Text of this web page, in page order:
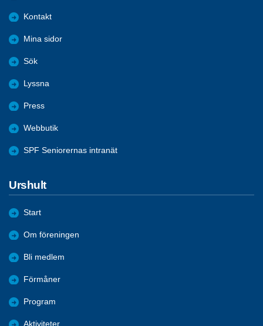
Kontakt
Mina sidor
Sök
Lyssna
Press
Webbutik
SPF Seniorernas intranät
Urshult
Start
Om föreningen
Bli medlem
Förmåner
Program
Aktiviteter